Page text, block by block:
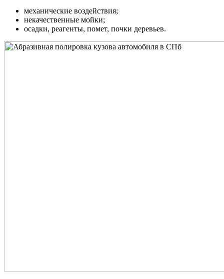
механические воздействия;
некачественные мойки;
осадки, реагенты, помет, почки деревьев.